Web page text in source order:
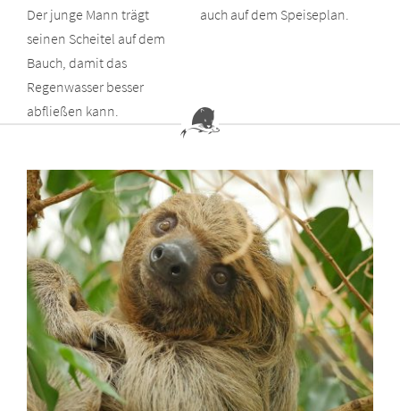
Der junge Mann trägt
seinen Scheitel auf dem
Bauch, damit das
Regenwasser besser
abfließen kann.
auch auf dem Speiseplan.